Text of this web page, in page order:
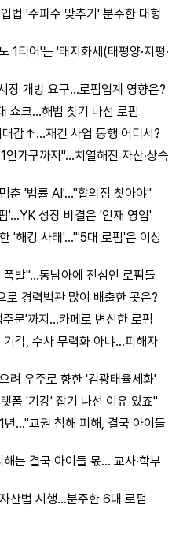
법 '주파수 맞추기' 분주한 대형
1티어'는 '태지화세(태평양·지평·
장 개방 요구…로펌업계 영향은?
쇼크…해법 찾기 나선 로펌
대감↑…재건 사업 동행 어디서?
가구까지"…치열해진 자산·상속
춘 '법률 AI'…"합의점 찾아야"
'…YK 성장 비결은 '인재 영입'
'해킹 사태'…"'5대 로펌'은 이상
발"…동남아에 진심인 로펌들
경력법관 많이 배출한 곳은?
문'까지…카페로 변신한 로펌
각, 수사 무력화 아냐…피해자
려 우주로 향한 '김광태율세화'
폼 '기강' 잡기 나선 이유 있죠"
…"교권 침해 피해, 결국 아이들
는 결국 아이들 몫… 교사·학부
산법 시행…분주한 6대 로펌